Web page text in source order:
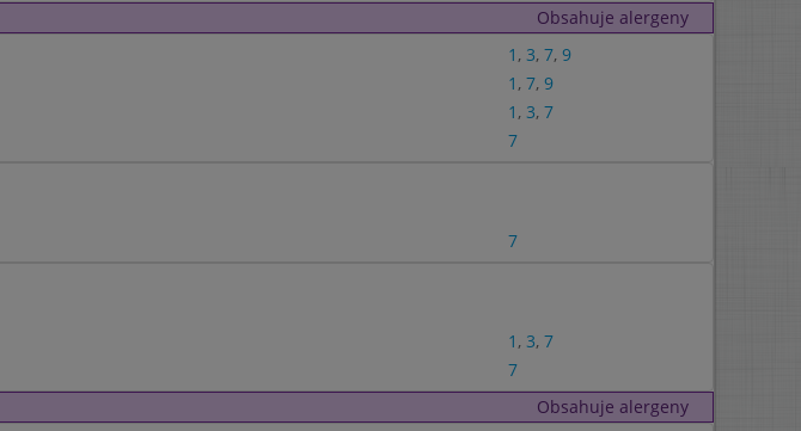
Obsahuje alergeny
1 , 3, 7, 9
1 , 7, 9
1 , 3, 7
7
7
1 , 3, 7
7
Obsahuje alergeny